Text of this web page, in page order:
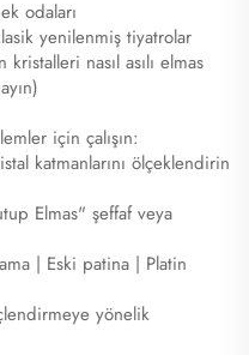
odaları
yenilenmiş tiyatrolar
nasıl asılı elmas
için çalışın:
katmanlarını ölçeklendirin
Elmas" şeffaf veya
| Eski patina | Platin
yönelik